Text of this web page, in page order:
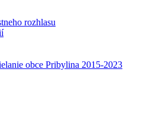
rozhlasu
obce Pribylina 2015-2023